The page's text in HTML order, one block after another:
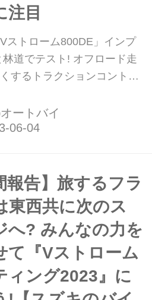
注目
ストローム800DE」インプ
林道でテスト! オフロード走
するトラクションコントロ
ンチャークラスにスズキが
て投入したニューモデル、
イールは21インチを採用。オ
&オフロードの走行性能につ
トする。文:宮崎敬一郎、オ
ートバイ
報告】旅するフラ
東西共に次のス
へ? みんなの力を
て『Vストローム
ィング2023』に